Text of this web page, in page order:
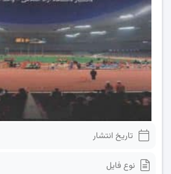
تاریخ انتشار
نوع فایل